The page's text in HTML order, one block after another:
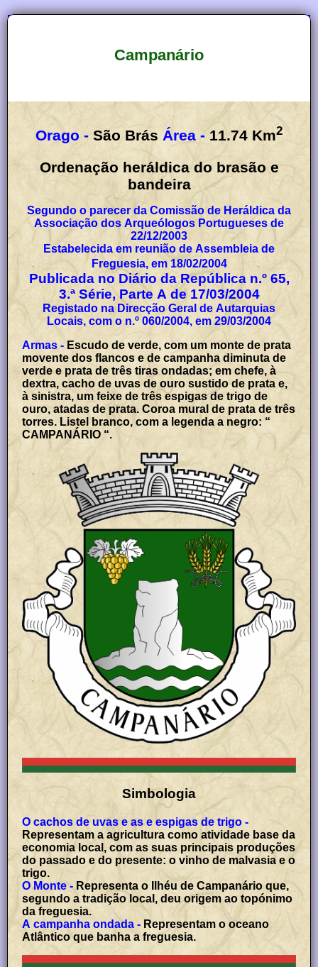
Campanário
Orago - São Brás Área - 11.74 Km2
Ordenação heráldica do brasão e
bandeira
Segundo o parecer da Comissão de Heráldica da
Associação dos Arqueólogos Portugueses de
22/12/2003
Estabelecida em reunião de Assembleia de
Freguesia, em 18/02/2004
Publicada no Diário da República n.º 65,
3.ª Série, Parte A de 17/03/2004
Registado na Direcção Geral de Autarquias
Locais, com o n.º 060/2004, em 29/03/2004
Armas - Escudo de verde, com um monte de prata
movente dos flancos e de campanha diminuta de
verde e prata de três tiras ondadas; em chefe, à
dextra, cacho de uvas de ouro sustido de prata e,
à sinistra, um feixe de três espigas de trigo de
ouro, atadas de prata. Coroa mural de prata de três
torres. Listel branco, com a legenda a negro: “
CAMPANÁRIO “.
Simbologia
O cachos de uvas e as e espigas de trigo -
Representam a agricultura como atividade base da
economia local, com as suas principais produções
do passado e do presente: o vinho de malvasia e o
trigo.
O Monte -Representa o Ilhéu de Campanário que,
segundo a tradição local, deu origem ao topónimo
da freguesia.
A campanha ondada - Representam o oceano
Atlântico que banha a freguesia.